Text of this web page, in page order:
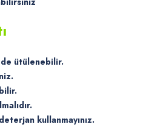
ütülenebilir.
kullanmayınız.